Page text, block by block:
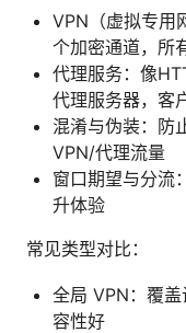
VPN（虚拟专用
个加密通道，所
代理服务：像
代理服务器，客
混淆与伪装：防
VPN/代理流量
窗口期望与分流
升体验
常见类型对比：
全局 VPN：覆
容性好